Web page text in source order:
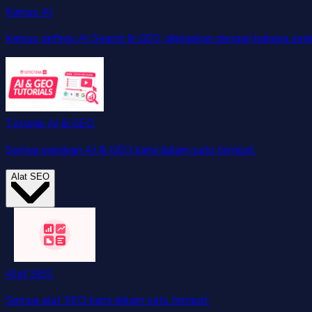
Kamus AI
Kamus definisi AI Search & GEO, dijelaskan dengan bahasa
Tutorial AI & GEO
Semua panduan AI & GEO kami dalam satu tempat.
Alat SEO
Alat SEO
Semua alat SEO kami dalam satu tempat.